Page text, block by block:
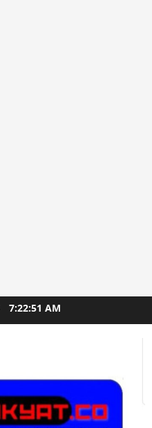
7:22:53 AM